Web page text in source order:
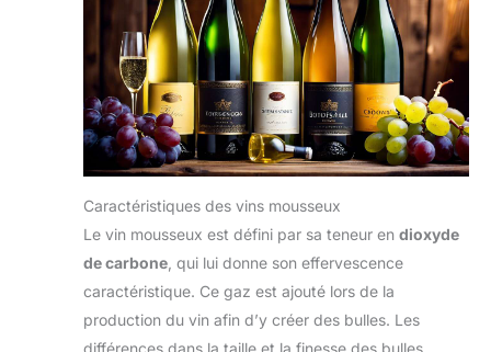
Caractéristiques des vins mousseux
Le vin mousseux est défini par sa teneur en dioxyde
de carbone, qui lui donne son effervescence
caractéristique. Ce gaz est ajouté lors de la
production du vin afin d’y créer des bulles. Les